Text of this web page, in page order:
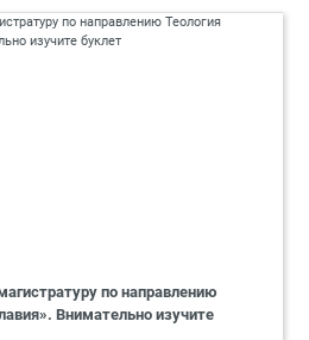
по направлению
Внимательно изучите